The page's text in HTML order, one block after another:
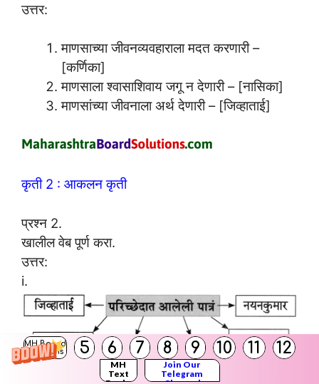
MH Board
Solutions
5 6 7 8 9 10 11 12
MH
Text
Join Our
Telegram
उत्तर:
माणसाच्या जीवनव्यवहाराला मदत करणारी –
[कर्णिका]
माणसाला श्वासाशिवाय जगू न देणारी – [नासिका]
माणसांच्या जीवनाला अर्थ देणारी – [जिव्हाताई]
कृती 2 : आकलन कृती
प्रश्न 2.
खालील वेब पूर्ण करा.
उत्तर:
i.